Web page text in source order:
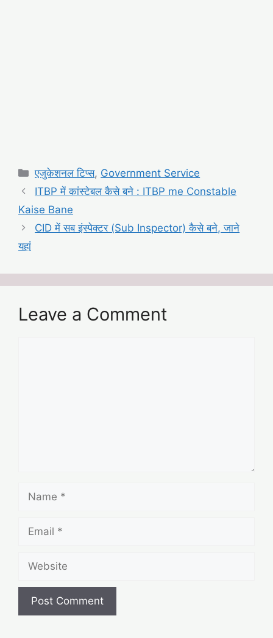
Categories
एजुकेशनल टिप्स, Government Service
ITBP में कांस्टेबल कैसे बने : ITBP me Constable
Kaise Bane
CID में सब इंस्पेक्टर (Sub Inspector) कैसे बने, जाने
यहां
Leave a Comment
Name
Email
Website